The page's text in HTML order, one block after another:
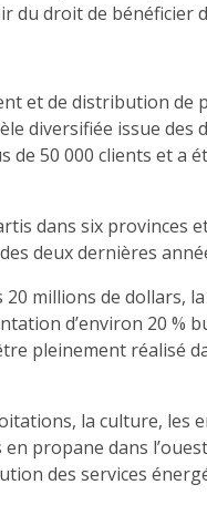
du droit de bénéficier
et de distribution de
diversifiée issue
50 000 clients et a
dans six
deux dernières
millions de
d’environ 20 %
pleinement réalisé
la culture, les
propane dans
des services